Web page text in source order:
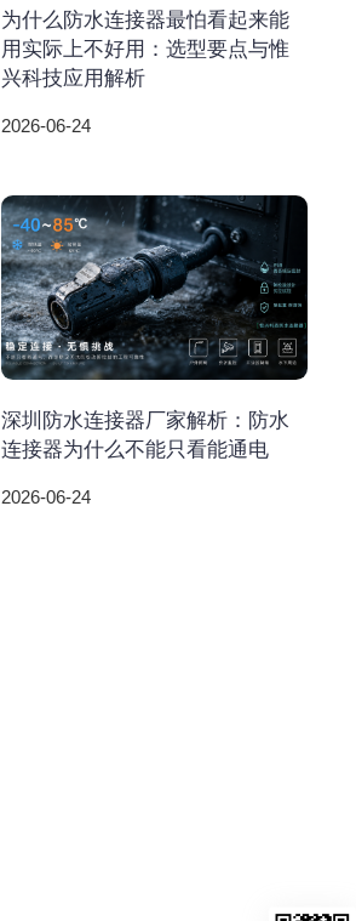
为什么防水连接器最怕看起来能
用实际上不好用：选型要点与惟
兴科技应用解析
2026-06-24
深圳防水连接器厂家解析：防水
连接器为什么不能只看能通电
2026-06-24